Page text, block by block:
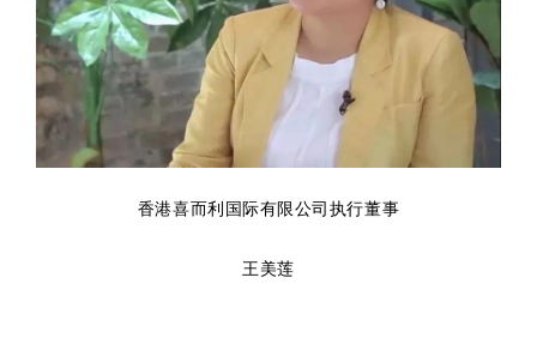
香港喜而利国际有限公司执行董事
王美莲